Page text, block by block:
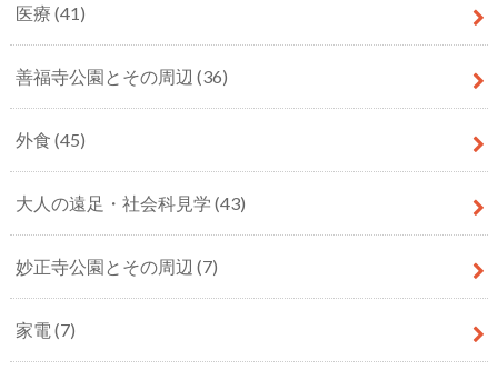
医療 (41)
善福寺公園とその周辺 (36)
外食 (45)
大人の遠足・社会科見学 (43)
妙正寺公園とその周辺 (7)
家電 (7)